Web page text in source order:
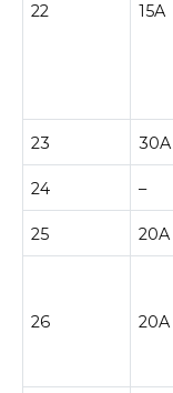
22 15A
23 30A
24 –
25 20A
26 20A